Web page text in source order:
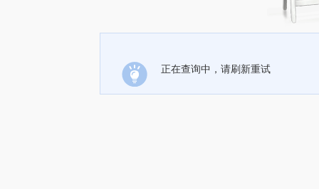
正在查询中，请刷新重试